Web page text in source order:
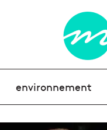
environnement